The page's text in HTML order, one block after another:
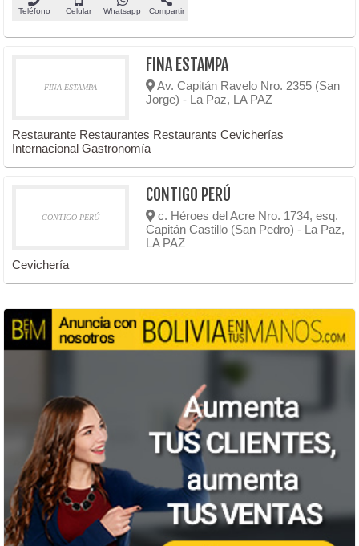
Teléfono Celular Whatsapp Compartir
FINA ESTAMPA
FINA ESTAMPA
Av. Capitán Ravelo Nro. 2355 (San
Jorge) - La Paz, LA PAZ
Restaurante Restaurantes Restaurants Cevicherías
Internacional Gastronomía
CONTIGO PERÚ
CONTIGO PERÚ
c. Héroes del Acre Nro. 1734, esq.
Capitán Castillo (San Pedro) - La Paz,
LA PAZ
Cevichería